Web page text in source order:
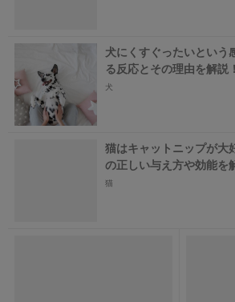
犬にくすぐったいという
る反応とその理由を解説！
犬
猫はキャットニップが大
の正しい与え方や効能を
猫